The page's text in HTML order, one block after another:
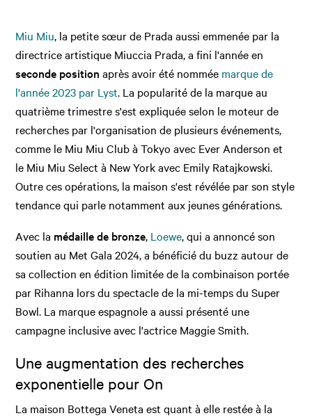
Miu Miu, la petite sœur de Prada aussi emmenée par la
directrice artistique Miuccia Prada, a fini l'année en
seconde position après avoir été nommée marque de
l'année 2023 par Lyst. La popularité de la marque au
quatrième trimestre s'est expliquée selon le moteur de
recherches par l'organisation de plusieurs événements,
comme le Miu Miu Club à Tokyo avec Ever Anderson et
le Miu Miu Select à New York avec Emily Ratajkowski.
Outre ces opérations, la maison s'est révélée par son style
tendance qui parle notamment aux jeunes générations.
Avec la médaille de bronze, Loewe, qui a annoncé son
soutien au Met Gala 2024, a bénéficié du buzz autour de
sa collection en édition limitée de la combinaison portée
par Rihanna lors du spectacle de la mi-temps du Super
Bowl. La marque espagnole a aussi présenté une
campagne inclusive avec l'actrice Maggie Smith.
Une augmentation des recherches
exponentielle pour On
La maison Bottega Veneta est quant à elle restée à la